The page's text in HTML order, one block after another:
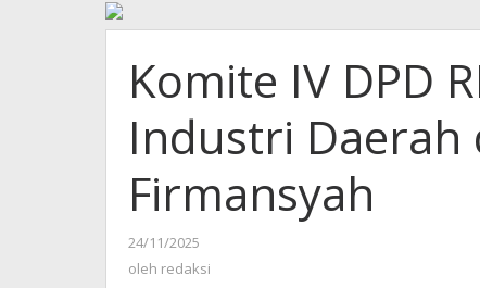
RI
Penguatan
Industri
Daerah
dengan
Sekda
Firmansyah
Komite IV DPD
Industri Daerah
Firmansyah
24/11/2025
redaksi
oleh redaksi